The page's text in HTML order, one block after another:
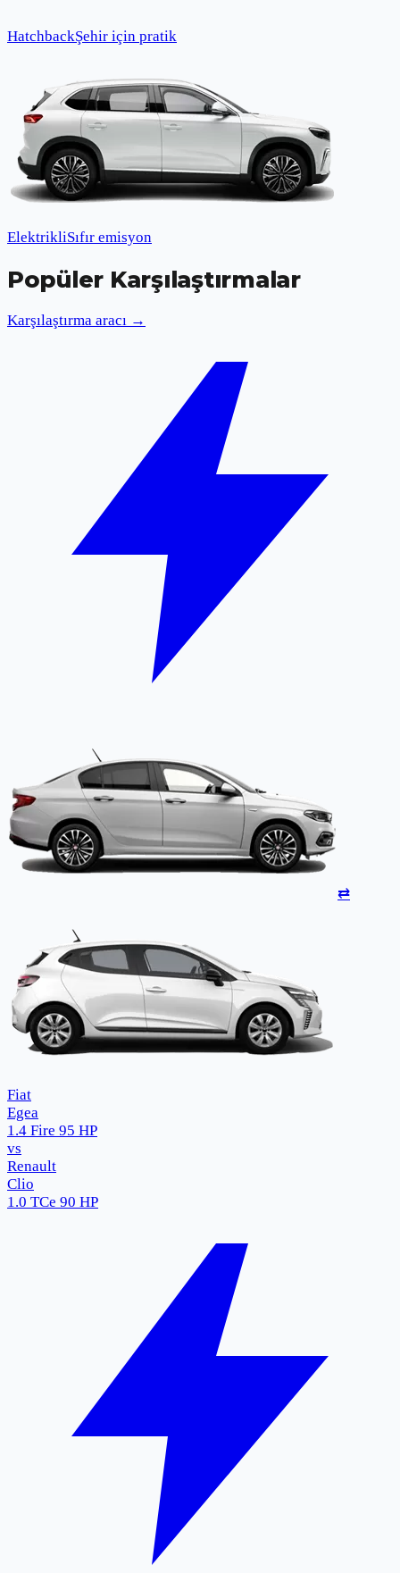
HatchbackŞehir için pratik
ElektrikliSıfır emisyon
Popüler Karşılaştırmalar
Karşılaştırma aracı →
⇄
Fiat
Egea
1.4 Fire 95 HP
vs
Renault
Clio
1.0 TCe 90 HP